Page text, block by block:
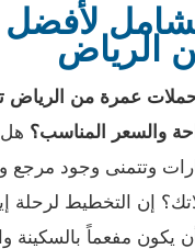
الرياض
عمرة من الرياض
والسعر المناسب؟ هل
وتتمنى وجود
إن التخطيط لرحلة
مفعماً بالسكينة